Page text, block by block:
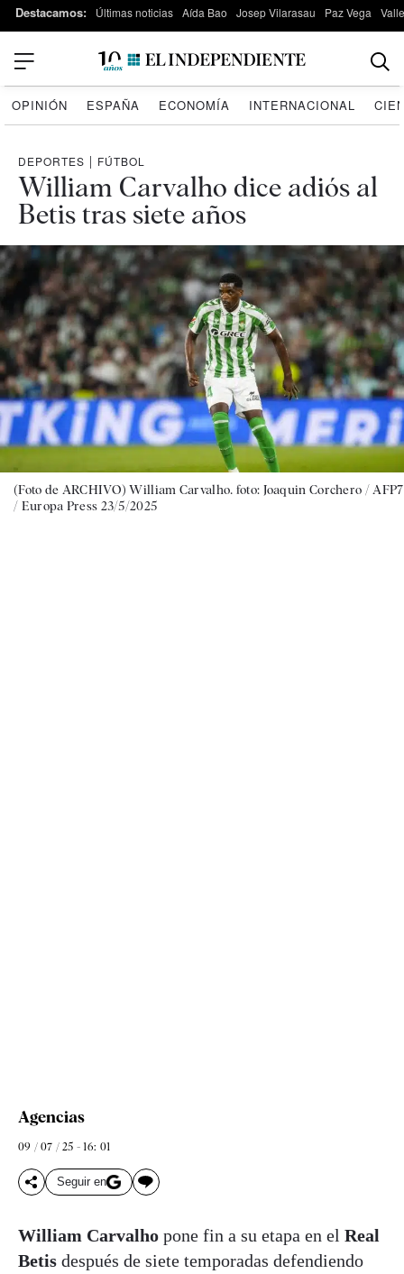
Destacamos: Últimas noticias Aída Bao Josep Vilarasau Paz Vega
OPINIÓN ESPAÑA ECONOMÍA INTERNACIONAL
DEPORTES | FÚTBOL
William Carvalho dice adiós al
Betis tras siete años
(Foto de ARCHIVO) William Carvalho. foto: Joaquin Corchero / AFP7
/ Europa Press 23/5/2025
Agencias
09 / 07 / 25 - 16: 01
Seguir en
William Carvalho pone fin a su etapa en el Real
Betis después de siete temporadas defendiendo